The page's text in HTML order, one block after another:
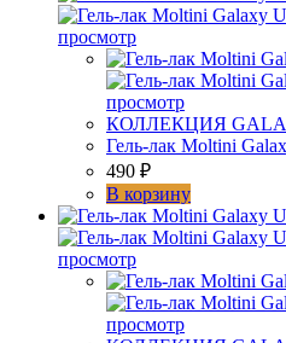
просмотр
просмотр
КОЛЛЕКЦИЯ
Гель-лак Moltini
490 ₽
В корзину
просмотр
просмотр